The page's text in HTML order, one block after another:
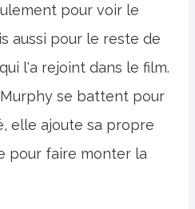
pour voir le
aussi pour le reste de
l'a rejoint dans le film.
se battent pour
elle ajoute sa propre
pour faire monter la